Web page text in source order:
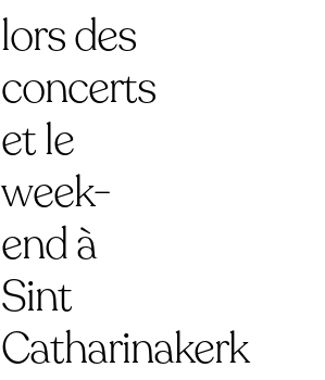
lors des
concerts
et le
week-
end à
Sint
Catharinakerk